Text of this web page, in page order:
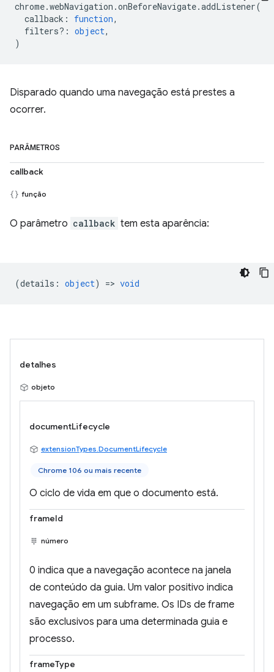
chrome.webNavigation .onBeforeNavigate.addListener(
callback : function,
filters? : object,
)
Disparado quando uma navegação está prestes a
ocorrer.
PARÂMETROS
callback
função
O parâmetro callback tem esta aparência:
(details : object) => void
detalhes
objeto
documentLifecycle
extensionTypes.DocumentLifecycle
Chrome 106 ou mais recente
O ciclo de vida em que o documento está.
frameId
número
0 indica que a navegação acontece na janela
de conteúdo da guia. Um valor positivo indica
navegação em um subframe. Os IDs de frame
são exclusivos para uma determinada guia e
processo.
frameType